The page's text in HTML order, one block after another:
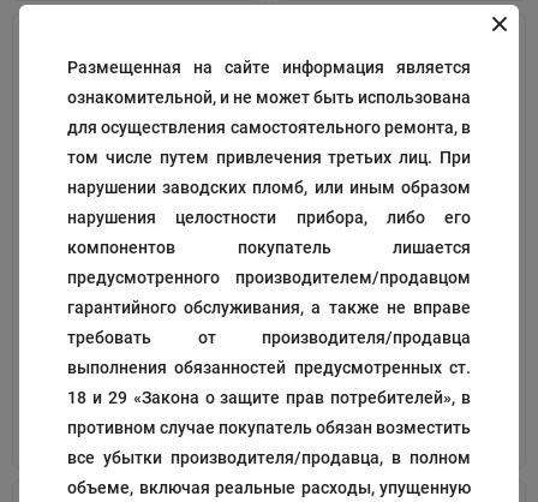
Размещенная на сайте информация является
ознакомительной, и не может быть использована
для осуществления самостоятельного ремонта, в
том числе путем привлечения третьих лиц. При
нарушении заводских пломб, или иным образом
нарушения целостности прибора, либо его
компонентов покупатель лишается
предусмотренного производителем/продавцом
гарантийного обслуживания, а также не вправе
требовать от производителя/продавца
выполнения обязанностей предусмотренных ст.
18 и 29 «Закона о защите прав потребителей», в
противном случае покупатель обязан возместить
все убытки производителя/продавца, в полном
объеме, включая реальные расходы, упущенную
рычаг управления
катушкой
191628
В корзину
Держатель колеса (штифт)
Код:
В корзину